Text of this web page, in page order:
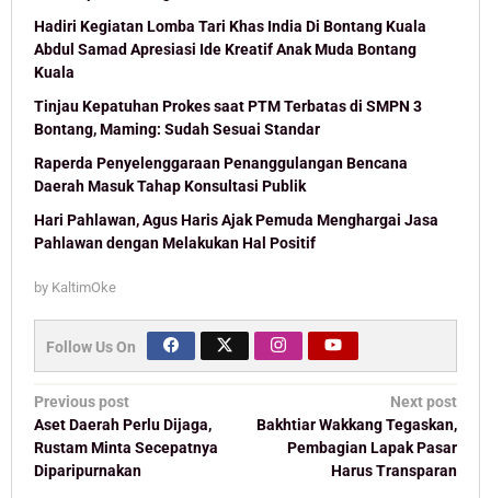
Hadiri Kegiatan Lomba Tari Khas India Di Bontang Kuala
Abdul Samad Apresiasi Ide Kreatif Anak Muda Bontang
Kuala
Tinjau Kepatuhan Prokes saat PTM Terbatas di SMPN 3
Bontang, Maming: Sudah Sesuai Standar
Raperda Penyelenggaraan Penanggulangan Bencana
Daerah Masuk Tahap Konsultasi Publik
Hari Pahlawan, Agus Haris Ajak Pemuda Menghargai Jasa
Pahlawan dengan Melakukan Hal Positif
by KaltimOke
Follow Us On
Post
navigation
Previous post
Aset Daerah Perlu Dijaga,
Rustam Minta Secepatnya
Diparipurnakan
Next post
Bakhtiar Wakkang Tegaskan,
Pembagian Lapak Pasar
Harus Transparan